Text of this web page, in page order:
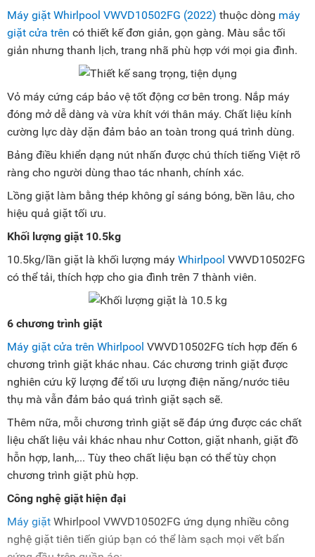
Máy giặt Whirlpool VWVD10502FG (2022) thuộc dòng máy
giặt cửa trên có thiết kế đơn giản, gọn gàng. Màu sắc tối
giản nhưng thanh lịch, trang nhã phù hợp với mọi gia đình.
Vỏ máy cứng cáp bảo vệ tốt động cơ bên trong. Nắp máy
đóng mở dễ dàng và vừa khít với thân máy. Chất liệu kính
cường lực dày dặn đảm bảo an toàn trong quá trình dùng.
Bảng điều khiển dạng nút nhấn được chú thích tiếng Việt rõ
ràng cho người dùng thao tác nhanh, chính xác.
Lồng giặt làm bằng thép không gỉ sáng bóng, bền lâu, cho
hiệu quả giặt tối ưu.
Khối lượng giặt 10.5kg
10.5kg/lần giặt là khối lượng máy Whirlpool VWVD10502FG
có thể tải, thích hợp cho gia đình trên 7 thành viên.
6 chương trình giặt
Máy giặt cửa trên Whirlpool VWVD10502FG tích hợp đến 6
chương trình giặt khác nhau. Các chương trinh giặt được
nghiên cứu kỹ lượng để tối ưu lượng điện năng/nước tiêu
thụ mà vẫn đảm bảo quá trình giặt sạch sẽ.
Thêm nữa, mỗi chương trình giặt sẽ đáp ứng được các chất
liệu chất liệu vải khác nhau như Cotton, giặt nhanh, giặt đồ
hỗn hợp, lanh,... Tùy theo chất liệu bạn có thể tùy chọn
chương trình giặt phù hợp.
Công nghệ giặt hiện đại
Máy giặt Whirlpool VWVD10502FG ứng dụng nhiều công
nghệ giặt tiên tiến giúp bạn có thể làm sạch mọi vết bẩn